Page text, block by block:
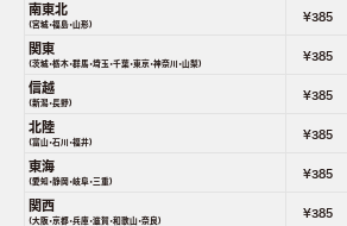
南東北
(宮城･福島･山形)
¥385
関東
(茨城･栃木･群馬･埼玉･千葉･東京･神奈川･山梨)
¥385
信越
(新潟･長野)
¥385
北陸
(富山･石川･福井)
¥385
東海
(愛知･静岡･岐阜･三重)
¥385
関西
(大阪･京都･兵庫･滋賀･和歌山･奈良)
¥385